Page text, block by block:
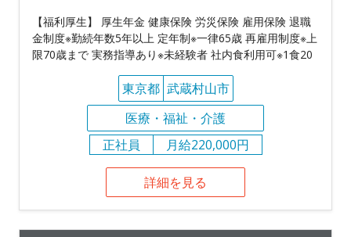
【福利厚生】 厚生年金 健康保険 労災保険 雇用保険 退職
金制度※勤続年数5年以上 定年制※一律65歳 再雇用制度※上
限70歳まで 実務指導あり※未経験者 社内食利用可※1食20
東京都 武蔵村山市
医療・福祉・介護
正社員
月給220,000円
詳細を見る